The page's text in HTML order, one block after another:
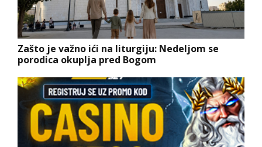
Zašto je važno ići na liturgiju: Nedeljom se
porodica okuplja pred Bogom